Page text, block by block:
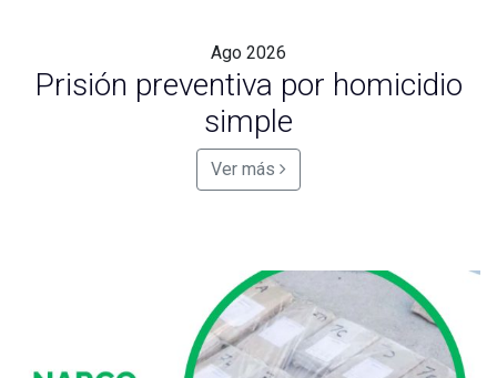
Ago 2026
Prisión preventiva por homicidio
simple
Ver más